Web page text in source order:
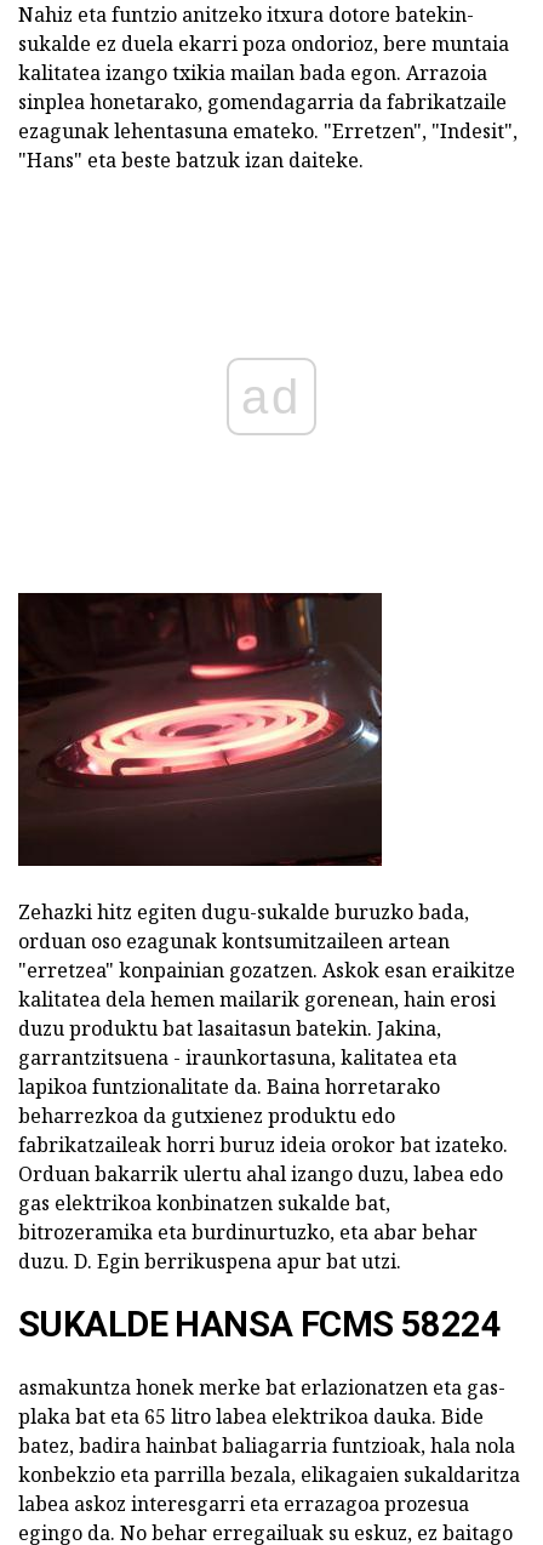
Nahiz eta funtzio anitzeko itxura dotore batekin-
sukalde ez duela ekarri poza ondorioz, bere muntaia
kalitatea izango txikia mailan bada egon. Arrazoia
sinplea honetarako, gomendagarria da fabrikatzaile
ezagunak lehentasuna emateko. "Erretzen", "Indesit",
"Hans" eta beste batzuk izan daiteke.
ad
Zehazki hitz egiten dugu-sukalde buruzko bada,
orduan oso ezagunak kontsumitzaileen artean
"erretzea" konpainian gozatzen. Askok esan eraikitze
kalitatea dela hemen mailarik gorenean, hain erosi
duzu produktu bat lasaitasun batekin. Jakina,
garrantzitsuena - iraunkortasuna, kalitatea eta
lapikoa funtzionalitate da. Baina horretarako
beharrezkoa da gutxienez produktu edo
fabrikatzaileak horri buruz ideia orokor bat izateko.
Orduan bakarrik ulertu ahal izango duzu, labea edo
gas elektrikoa konbinatzen sukalde bat,
bitrozeramika eta burdinurtuzko, eta abar behar
duzu. D. Egin berrikuspena apur bat utzi.
SUKALDE HANSA FCMS 58224
asmakuntza honek merke bat erlazionatzen eta gas-
plaka bat eta 65 litro labea elektrikoa dauka. Bide
batez, badira hainbat baliagarria funtzioak, hala nola
konbekzio eta parrilla bezala, elikagaien sukaldaritza
labea askoz interesgarri eta errazagoa prozesua
egingo da. No behar erregailuak su eskuz, ez baitago